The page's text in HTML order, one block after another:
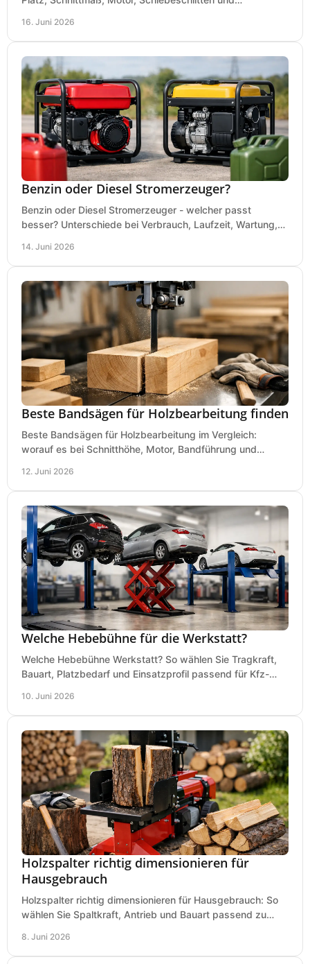
16. Juni 2026
Benzin oder Diesel Stromerzeuger?
Benzin oder Diesel Stromerzeuger - welcher passt
besser? Unterschiede bei Verbrauch, Laufzeit, Wartung,
14. Juni 2026
Beste Bandsägen für Holzbearbeitung finden
Beste Bandsägen für Holzbearbeitung im Vergleich:
worauf es bei Schnitthöhe, Motor, Bandführung und
12. Juni 2026
Welche Hebebühne für die Werkstatt?
Welche Hebebühne Werkstatt? So wählen Sie Tragkraft,
Bauart, Platzbedarf und Einsatzprofil passend für Kfz-
10. Juni 2026
Holzspalter richtig dimensionieren für
Hausgebrauch
Holzspalter richtig dimensionieren für Hausgebrauch: So
wählen Sie Spaltkraft, Antrieb und Bauart passend zu
8. Juni 2026